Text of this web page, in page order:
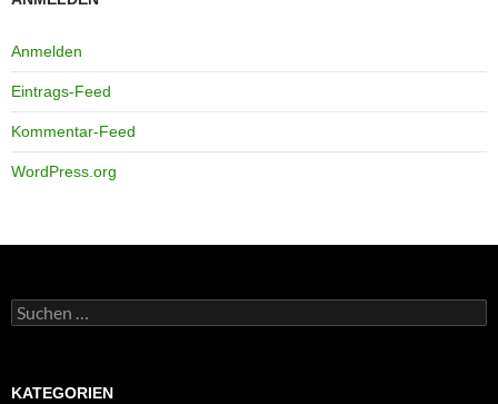
Anmelden
Eintrags-Feed
Kommentar-Feed
WordPress.org
Suchen
nach:
KATEGORIEN